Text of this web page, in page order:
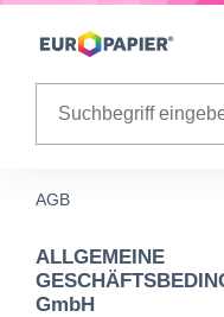
Table Of Content
AGB
ALLGEMEINE
GmbH